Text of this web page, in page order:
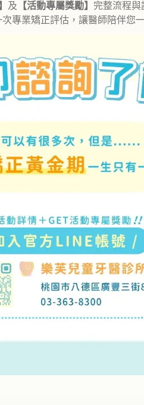
及 【活動專屬獎勵】 完整流程
專業矯正評估，讓醫師陪伴您